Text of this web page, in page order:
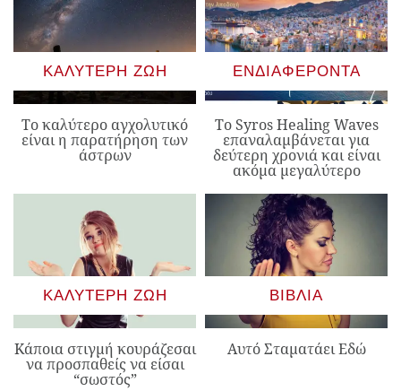
ΚΑΛΎΤΕΡΗ ΖΩΉ
Το καλύτερο αγχολυτικό
είναι η παρατήρηση των
άστρων
ΕΝΔΙΑΦΈΡΟΝΤΑ
Το Syros Healing Waves
επαναλαμβάνεται για
δεύτερη χρονιά και είναι
ακόμα μεγαλύτερο
ΚΑΛΎΤΕΡΗ ΖΩΉ
Κάποια στιγμή κουράζεσαι
να προσπαθείς να είσαι
“σωστός”
ΒΙΒΛΊΑ
Αυτό Σταματάει Εδώ